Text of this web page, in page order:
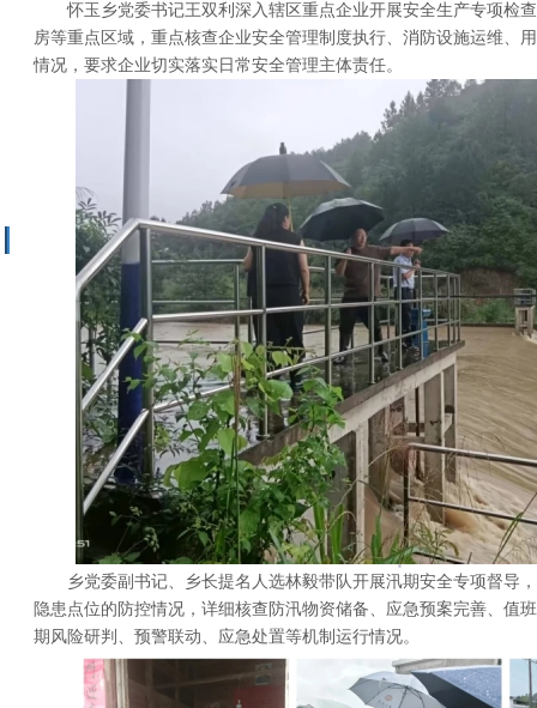
怀玉乡党委书记王双利深入辖区重点企业开展安全生产专项检
房等重点区域，重点核查企业安全管理制度执行、消防设施运维、
情况，要求企业切实落实日常安全管理主体责任。
乡党委副书记、乡长提名人选林毅带队开展汛期安全专项督导
隐患点位的防控情况，详细核查防汛物资储备、应急预案完善、值
期风险研判、预警联动、应急处置等机制运行情况。